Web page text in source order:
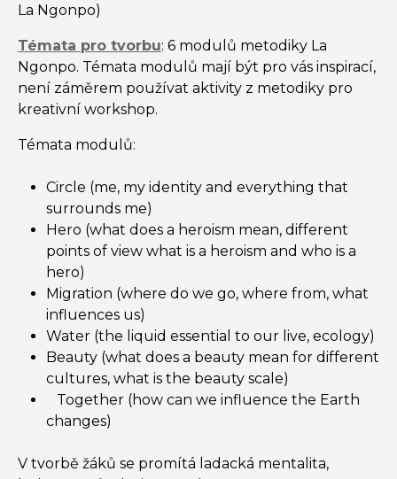
La Ngonpo)
Témata pro tvorbu: 6 modulů metodiky La
Ngonpo. Témata modulů mají být pro vás inspirací,
není záměrem používat aktivity z metodiky pro
kreativní workshop.
Témata modulů:
Circle (me, my identity and everything that
surrounds me)
Hero (what does a heroism mean, different
points of view what is a heroism and who is a
hero)
Migration (where do we go, where from, what
influences us)
Water (the liquid essential to our live, ecology)
Beauty (what does a beauty mean for different
cultures, what is the beauty scale)
Together (how can we influence the Earth
changes)
V tvorbě žáků se promítá ladacká mentalita,